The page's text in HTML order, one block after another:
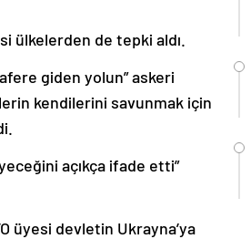
ülkelerden de tepki aldı.
giden yolun” askeri
kendilerini savunmak için
açıkça ifade etti”
üyesi devletin Ukrayna’ya